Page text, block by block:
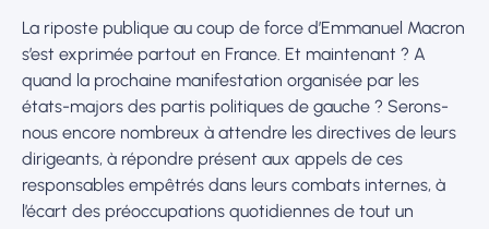
La riposte publique au coup de force d’Emmanuel Macron
s’est exprimée partout en France. Et maintenant ? A
quand la prochaine manifestation organisée par les
états-majors des partis politiques de gauche ? Serons-
nous encore nombreux à attendre les directives de leurs
dirigeants, à répondre présent aux appels de ces
responsables empêtrés dans leurs combats internes, à
l’écart des préoccupations quotidiennes de tout un